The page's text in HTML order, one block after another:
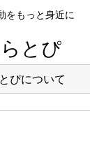
をもっと身近に
とぴ
ぴについて